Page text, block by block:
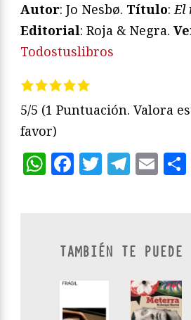
Autor: Jo Nesbø. Título:El
Editorial: Roja & Negra.
Todostuslibros
5/5 (1 Puntuación. Valora
favor)
WhatsApp
Facebook
Twitter
TAMBIÉN TE PUEDE